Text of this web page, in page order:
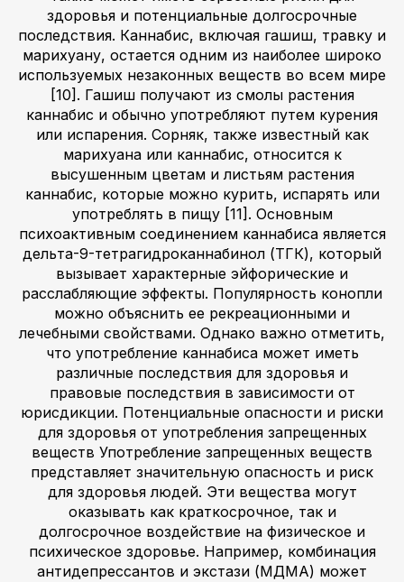
здоровья и потенциальные долгосрочные
последствия. Каннабис, включая гашиш, травку и
марихуану, остается одним из наиболее широко
используемых незаконных веществ во всем мире
[10]. Гашиш получают из смолы растения
каннабис и обычно употребляют путем курения
или испарения. Сорняк, также известный как
марихуана или каннабис, относится к
высушенным цветам и листьям растения
каннабис, которые можно курить, испарять или
употреблять в пищу [11]. Основным
психоактивным соединением каннабиса является
дельта-9-тетрагидроканнабинол (ТГК), который
вызывает характерные эйфорические и
расслабляющие эффекты. Популярность конопли
можно объяснить ее рекреационными и
лечебными свойствами. Однако важно отметить,
что употребление каннабиса может иметь
различные последствия для здоровья и
правовые последствия в зависимости от
юрисдикции. Потенциальные опасности и риски
для здоровья от употребления запрещенных
веществ Употребление запрещенных веществ
представляет значительную опасность и риск
для здоровья людей. Эти вещества могут
оказывать как краткосрочное, так и
долгосрочное воздействие на физическое и
психическое здоровье. Например, комбинация
антидепрессантов и экстази (МДМА) может